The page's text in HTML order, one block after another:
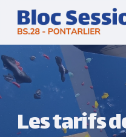
Skip
main
content
Les tarifs